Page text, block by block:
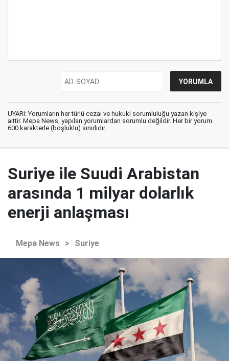
UYARI: Yorumların her türlü cezai ve hukuki sorumluluğu yazan kişiye
aittir. Mepa News, yapılan yorumlardan sorumlu değildir. Her bir yorum
600 karakterle (boşluklu) sınırlıdır.
Suriye ile Suudi Arabistan
arasında 1 milyar dolarlık
enerji anlaşması
Mepa News > Suriye